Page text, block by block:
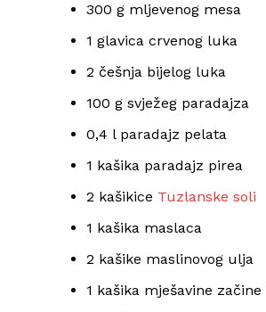
300 g mljevenog mesa
1 glavica crvenog luka
2 češnja bijelog luka
100 g svježeg paradajza
0,4 l paradajz pelata
1 kašika paradajz pirea
2 kašikice Tuzlanske soli
1 kašika maslaca
2 kašike maslinovog ulja
1 kašika mješavine začine